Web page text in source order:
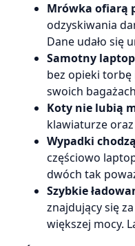
Mrówka ofiarą
odzyskiwania
Dane udało się
Samotny
bez opieki
swoich
Koty nie lubią
klawiaturze oraz
Wypadki
częściowo
dwóch tak
Szybkie
znajdujący się
większej mocy.